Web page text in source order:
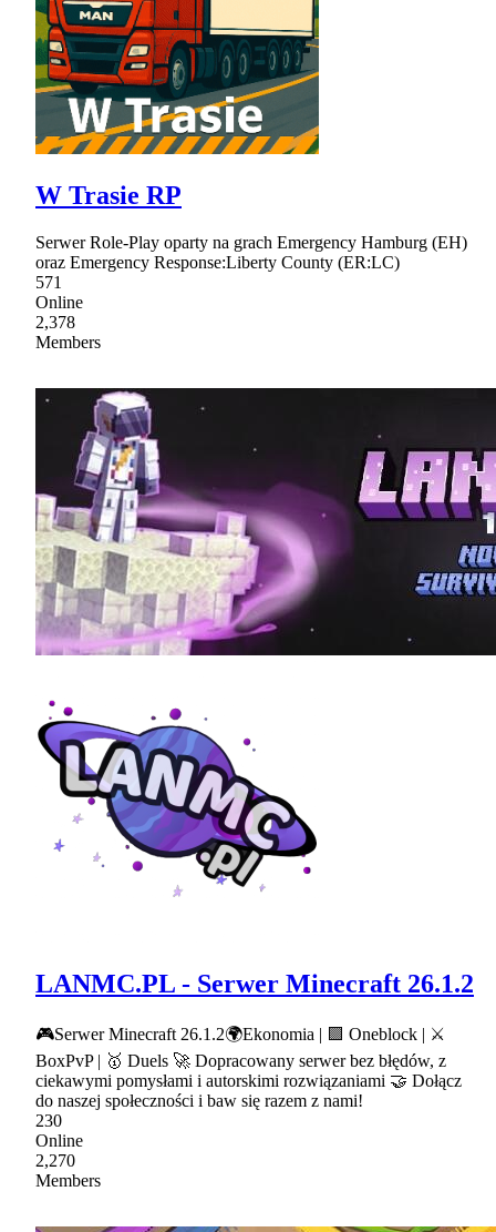
W Trasie RP
Serwer Role-Play oparty na grach Emergency Hamburg (EH)
oraz Emergency Response:Liberty County (ER:LC)
571
Online
2,378
Members
LANMC.PL - Serwer Minecraft 26.1.2
🎮Serwer Minecraft 26.1.2🌍Ekonomia | 🟪 Oneblock | ⚔
BoxPvP | 🥇 Duels 🚀 Dopracowany serwer bez błędów, z
ciekawymi pomysłami i autorskimi rozwiązaniami 🤝 Dołącz
do naszej społeczności i baw się razem z nami!
230
Online
2,270
Members